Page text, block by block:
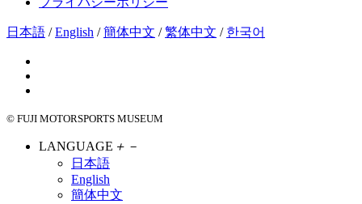
日本語 /English /簡体中文 /繁体中文 / 한국어
© FUJI MOTORSPORTS MUSEUM
LANGUAGE ＋ －
日本語
English
簡体中文